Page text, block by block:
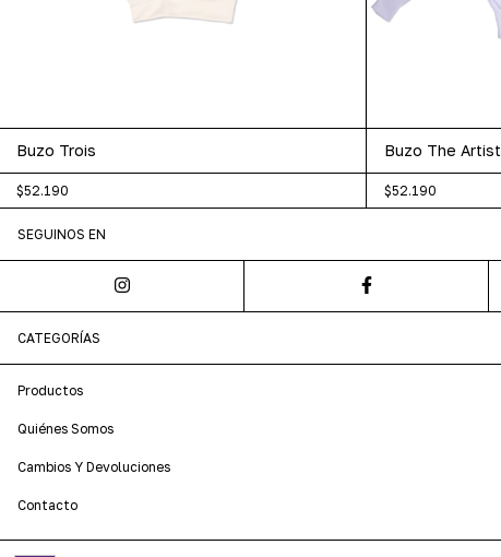
Buzo Trois
$52.190
Buzo The Artist
$52.190
SEGUINOS EN
CATEGORÍAS
Productos
Quiénes Somos
Cambios Y Devoluciones
Contacto